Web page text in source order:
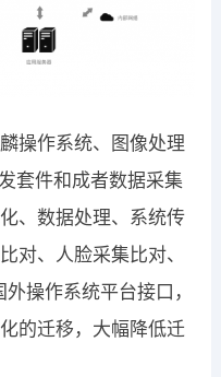
操作系统、图像处理
套件和成者数据采集
、数据处理、系统传
对、人脸采集比对、
操作系统平台接口，
的迁移，大幅降低迁